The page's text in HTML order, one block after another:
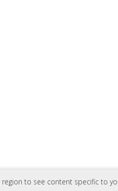
to see content specific to